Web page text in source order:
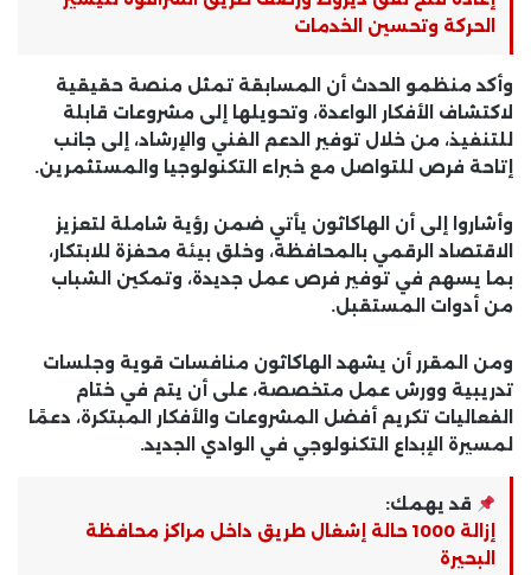
الحركة وتحسين الخدمات
وأكد منظمو الحدث أن المسابقة تمثل منصة حقيقية
لاكتشاف الأفكار الواعدة، وتحويلها إلى مشروعات قابلة
للتنفيذ، من خلال توفير الدعم الفني والإرشاد، إلى جانب
إتاحة فرص للتواصل مع خبراء التكنولوجيا والمستثمرين.
وأشاروا إلى أن الهاكاثون يأتي ضمن رؤية شاملة لتعزيز
الاقتصاد الرقمي بالمحافظة، وخلق بيئة محفزة للابتكار،
بما يسهم في توفير فرص عمل جديدة، وتمكين الشباب
من أدوات المستقبل.
ومن المقرر أن يشهد الهاكاثون منافسات قوية وجلسات
تدريبية وورش عمل متخصصة، على أن يتم في ختام
الفعاليات تكريم أفضل المشروعات والأفكار المبتكرة، دعمًا
لمسيرة الإبداع التكنولوجي في الوادي الجديد.
قد يهمك:
إزالة 1000 حالة إشغال طريق داخل مراكز محافظة
البحيرة